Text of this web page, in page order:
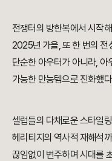
전쟁터의 방한복에서 시작
2025년 가을, 또 한 번의 전
단순한 아우터가 아니라, 아
가능한 만능템으로 진화했
셀럽들의 다채로운 스타일
헤리티지의 역사적 재해석
끊임없이 변주하며 시대를